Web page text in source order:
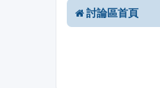
討論區首頁